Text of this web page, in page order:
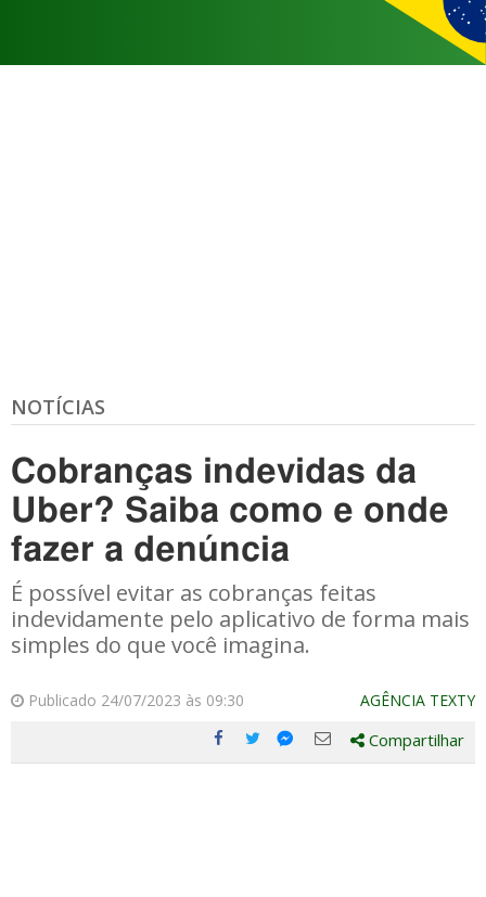
NOTÍCIAS
Cobranças indevidas da
Uber? Saiba como e onde
fazer a denúncia
É possível evitar as cobranças feitas
indevidamente pelo aplicativo de forma mais
simples do que você imagina.
Publicado 24/07/2023 às 09:30 AGÊNCIA TEXTY
Compartilhe
Compartilhe
Compartilhe
Compartilhe
Compartilhar